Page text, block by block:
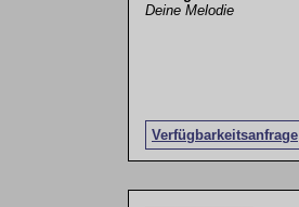
Deine Melodie
Verfügbarkeitsanfrage